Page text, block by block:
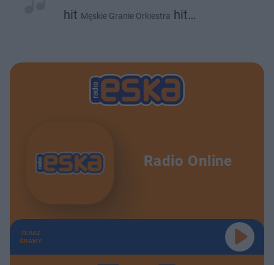
hit Męskie Granie Orkiestra hit
Radio Online
TERAZ
GRAMY